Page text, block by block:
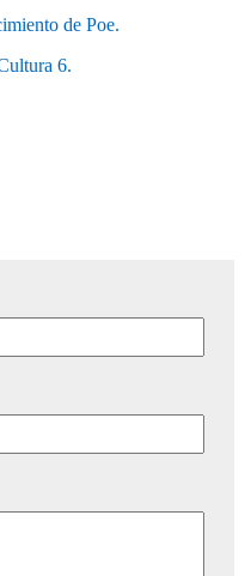
de Poe.
6.